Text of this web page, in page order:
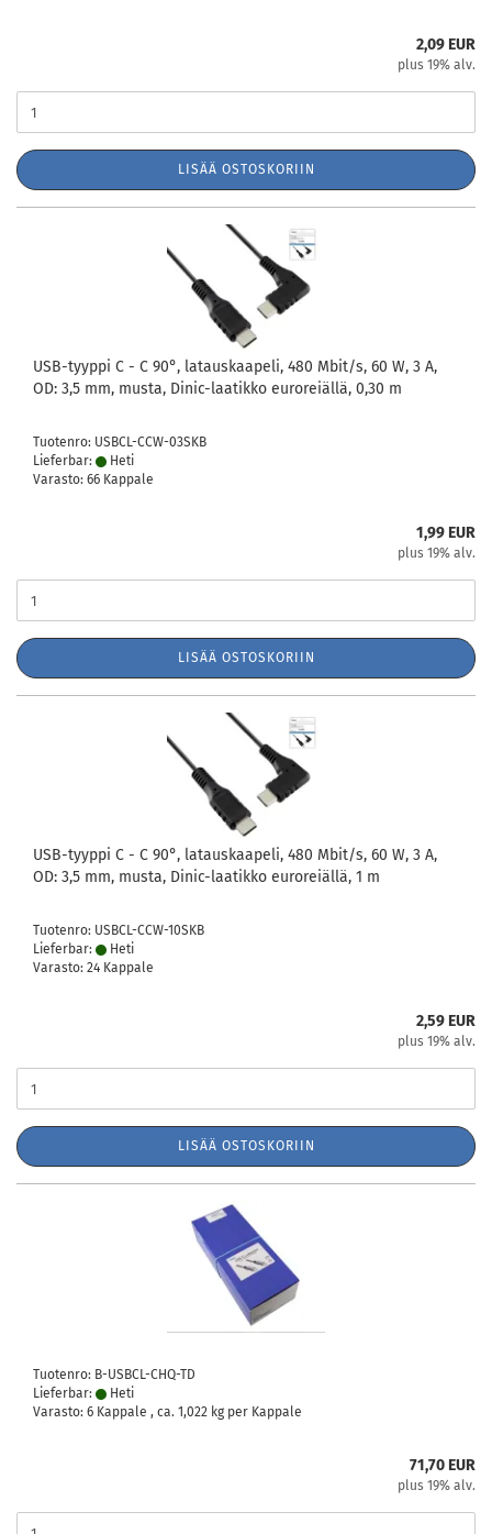
2,09 EUR
plus 19% alv.
LISÄÄ OSTOSKORIIN
USB-tyyppi C - C 90°, latauskaapeli, 480 Mbit/s, 60 W, 3 A,
OD: 3,5 mm, musta, Dinic-laatikko euroreiällä, 0,30 m
Tuotenro: USBCL-CCW-03SKB
Lieferbar:
Heti
Varasto: 66 Kappale
1,99 EUR
plus 19% alv.
LISÄÄ OSTOSKORIIN
USB-tyyppi C - C 90°, latauskaapeli, 480 Mbit/s, 60 W, 3 A,
OD: 3,5 mm, musta, Dinic-laatikko euroreiällä, 1 m
Tuotenro: USBCL-CCW-10SKB
Lieferbar:
Heti
Varasto: 24 Kappale
2,59 EUR
plus 19% alv.
LISÄÄ OSTOSKORIIN
Tuotenro: B-USBCL-CHQ-TD
Lieferbar:
Heti
Varasto: 6 Kappale , ca. 1,022 kg per Kappale
71,70 EUR
plus 19% alv.